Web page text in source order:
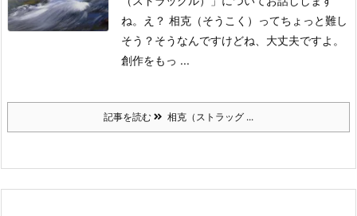
ね。
え？ 相克（そうこく）ってちょっと難し
そう？ そうなんですけどね、大丈夫ですよ。
創作をもっ ...
記事を読む 相克（ストラッグ ...